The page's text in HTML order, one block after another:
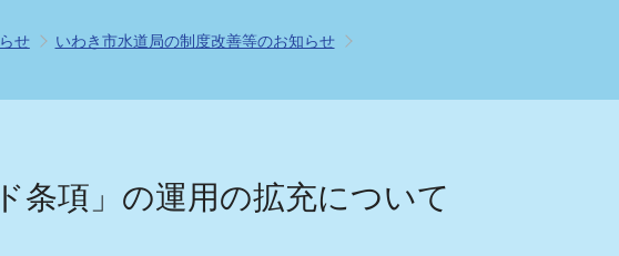
せ
いわき市水道局の制度改善等のお知らせ
条項」の運用の拡充について